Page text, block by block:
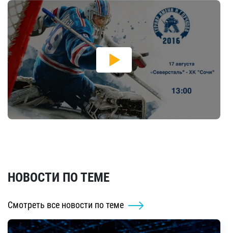
НОВОСТИ ПО ТЕМЕ
Смотреть все новости по теме